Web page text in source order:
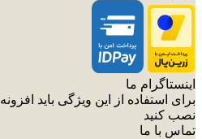
اینستاگرام ما
برای استفاده از این ویژگی باید افزونه
نصب کنید
تماس با ما